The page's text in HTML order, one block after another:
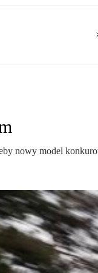
nowy model